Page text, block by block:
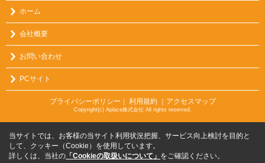
ホーム
会社概要
お問い合わせ
PCサイト
プライバシーポリシー ｜ 利用規約 ｜アクセスマップ
Copyright(c) Aplace株式会社 All rights reserved.
当サイトでは、お客様の当サイト利用状況把握、サービス向上検討を目的と
して、クッキー（Cookie）を使用しています。
詳しくは、当社の 「Cookieの取扱いについて」 をご確認ください。